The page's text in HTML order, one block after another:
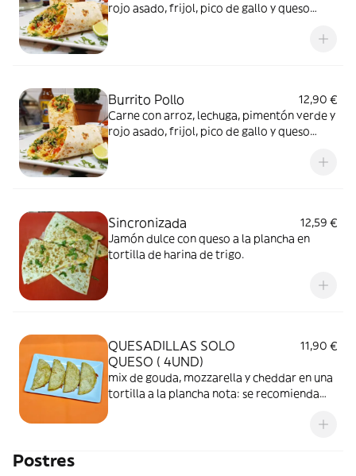
rojo asado, frijol, pico de gallo y queso
Burrito Pollo
12,90 €
Carne con arroz, lechuga, pimentón verde y
rojo asado, frijol, pico de gallo y queso
Sincronizada
12,59 €
Jamón dulce con queso a la plancha en
tortilla de harina de trigo.
QUESADILLAS SOLO
QUESO ( 4UND)
11,90 €
mix de gouda, mozzarella y cheddar en una
tortilla a la plancha nota: se recomienda
Postres